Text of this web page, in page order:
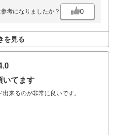
考になりましたか？ 0
を見る
いてます
来るのが非常に良いです。